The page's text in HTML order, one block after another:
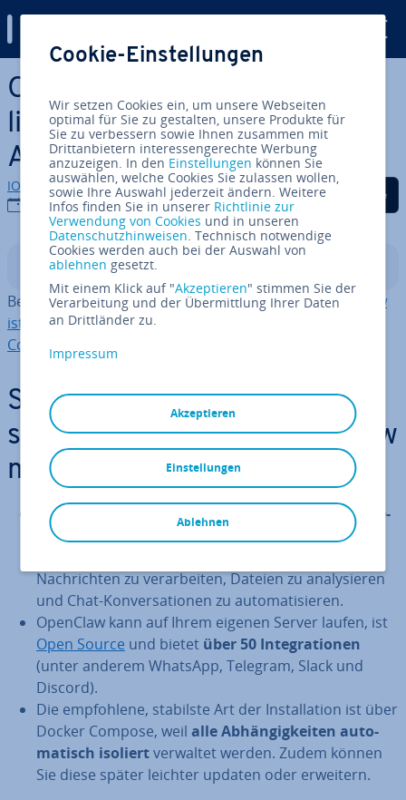
Zum Haupt­in­halt springen
OpenClaw auf Docker in­stal­
lie­ren: Schritt-für-Schritt-
Anleitung
IONOS Redaktion
17.02.2026
Auf Facebook teilen
Auf Twitter teilen
Auf LinkedIn
In­halts­ver­zeich­nis
Bevor Sie loslegen, sollten Sie verstehen,was OpenClaw
ist
und warum es sinnvoll ist, die Lösung mit
Compose
Schritt 1: Überblick und Ent­
schei­dung – Warum OpenClaw
mit Docker?
OpenClaw ist ein autonomer
ver­schie­
de­ne Aufgaben selbst­stän­dig ausführen
kann.
Nach­rich­ten zu ver­ar­bei­ten, Dateien zu ana­ly­sie­ren
und Chat-Kon­ver­sa­tio­nen zu au­to­ma­ti­sie­ren.
OpenClaw kann auf Ihrem eigenen Server laufen, ist
Open Source und bietet über 50 In­te­gra­tio­nen
(unter anderem WhatsApp, Telegram, Slack und
Discord).
Die emp­foh­le­ne, stabilste Art der In­stal­la­ti­on ist über
Docker Compose, weil alle Ab­hän­gig­kei­ten au­to­
ma­tisch isoliertverwaltet werden. Zudem können
Sie diese später leichter updaten oder erweitern.
Cookie-Einstellungen
Wir setzen Cookies ein, um unsere Webseiten
optimal für Sie zu gestalten, unsere Produkte für
Sie zu verbessern sowie Ihnen zusammen mit
Drittanbietern interessengerechte Werbung
anzuzeigen. In den Einstellungen können Sie
auswählen, welche Cookies Sie zulassen wollen,
sowie Ihre Auswahl jederzeit ändern. Weitere
Infos finden Sie in unserer Richtlinie zur
Verwendung von Cookies und in unseren
Datenschutzhinweisen. Technisch notwendige
Cookies werden auch bei der Auswahl von
ablehnen gesetzt.
Mit einem Klick auf "Akzeptieren" stimmen Sie der
Verarbeitung und der Übermittlung Ihrer Daten
an Drittländer zu.
Impressum
Akzeptieren
Ablehnen
Einstellungen